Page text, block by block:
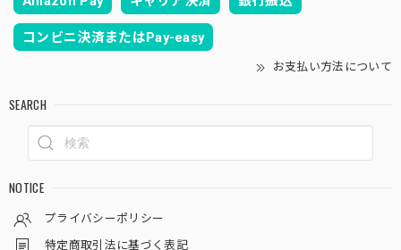
コンビニ決済またはPay-easy
お支払い方法について
SEARCH
NOTICE
プライバシーポリシー
特定商取引法に基づく表記